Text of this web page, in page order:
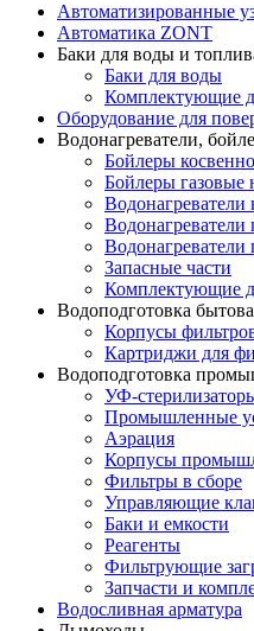
Автоматизированные
Автоматика ZONT
Баки для воды и
Баки для воды
Комплектующие
Оборудование для
Водонагреватели,
Бойлеры
Бойлеры газовые
Водонагреватели
Водонагреватели
Водонагреватели
Запасные части
Комплектующие
Водоподготовка
Корпусы
Картриджи для
Водоподготовка
УФ-
Промышленные
Аэрация
Корпусы
Фильтры в сборе
Управляющие
Баки и емкости
Реагенты
Фильтрующие
Запчасти и
Водосливная арматура